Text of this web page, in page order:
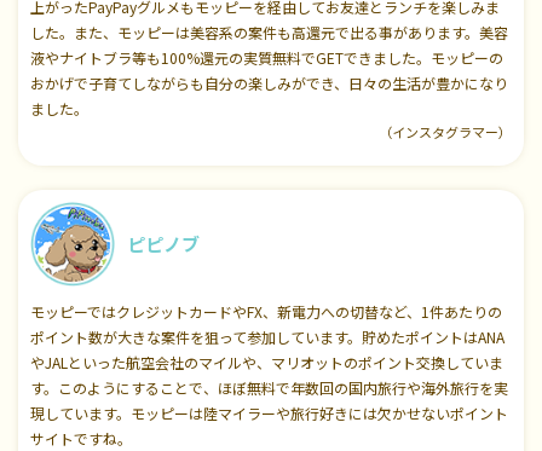
上がったPayPayグルメもモッピーを経由してお友達とランチを楽しみま
した。また、モッピーは美容系の案件も高還元で出る事があります。美容
液やナイトブラ等も100%還元の実質無料でGETできました。モッピーの
おかげで子育てしながらも自分の楽しみができ、日々の生活が豊かになり
ました。
（インスタグラマー）
ピピノブ
モッピーではクレジットカードやFX、新電力への切替など、1件あたりの
ポイント数が大きな案件を狙って参加しています。貯めたポイントはANA
やJALといった航空会社のマイルや、マリオットのポイント交換していま
す。このようにすることで、ほぼ無料で年数回の国内旅行や海外旅行を実
現しています。モッピーは陸マイラーや旅行好きには欠かせないポイント
サイトですね。